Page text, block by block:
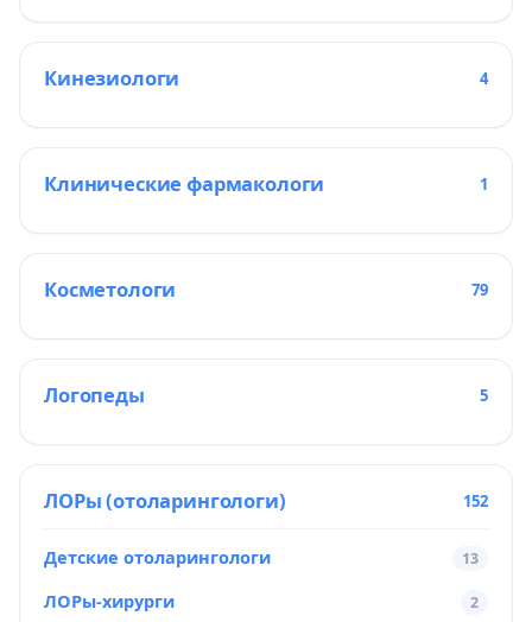
Кинезиологи 4
Клинические фармакологи 1
Косметологи 79
Логопеды 5
ЛОРы (отоларингологи) 152
Детские отоларингологи 13
ЛОРы-хирурги 2